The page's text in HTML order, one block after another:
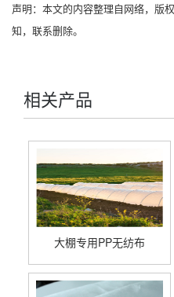
声明：本文的内容整理自网络，版
知，联系删除。
相关产品
大棚专用PP无纺布